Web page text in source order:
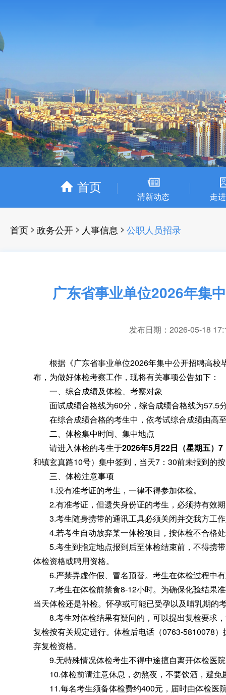
首页
清新动态 走
首页 > 政务公开 > 人事信息 > 公职人员招录
广东省事业单位2026年集
发布日期：2026-05-18
根据《广东省事业单位2026年集中公开招聘高校
布，为做好体检考察工作 ， 现将有关事项公告如下：
一、综合成绩及体检、考察对象
面试成绩合格线为60分 ， 综合成绩合格线为57.5
在综合成绩合格的考生中 ， 依考试综合成绩由高
二、体检集中时间、集中地点
请进入体检的考生于2026年5月22日（星期五） 7
和镇玄真路10号）集中签到 ， 当天7：30前未报到的
三、体检注意事项
1.没有准考证的考生 ， 一律不得参加体检。
2.有准考证 ， 但遗失身份证的考生，必须持有效
3.考生随身携带的通讯工具必须关闭并交我方工
4.若考生自动放弃某一体检项目 ， 按体检不合格
5.考生到指定地点报到后至体检结束前 ， 不得携
体检资格或聘用资格。
6.严禁弄虚作假、冒名顶替。 考生在体检过程中
7.考生在体检前禁食8-12小时。 为确保化验结果
当天体检还是补检。怀孕或可能已受孕以及哺乳期的
8.考生对体检结果有疑问的 ， 可以提出复检要求
复检按有关规定进行。体检后电话（0763-5810078
弃复检资格。
9.无特殊情况体检考生不得中途擅自离开体检医院
10.体检前请注意休息 ， 勿熬夜，不要饮酒 ， 避免
11.每名考生须备体检费约400元 ， 届时由体检医